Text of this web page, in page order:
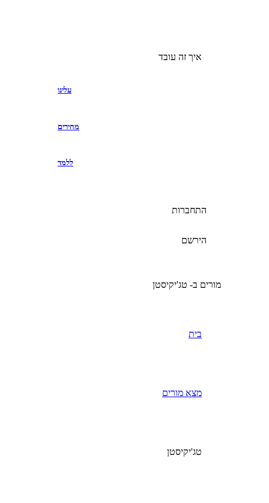
איך זה עובד
עלינו
מחירים
ללמד
התחברות
הירשם
מורים ב- טג'יקיסטן
בית
מצא מורים
טג'יקיסטן